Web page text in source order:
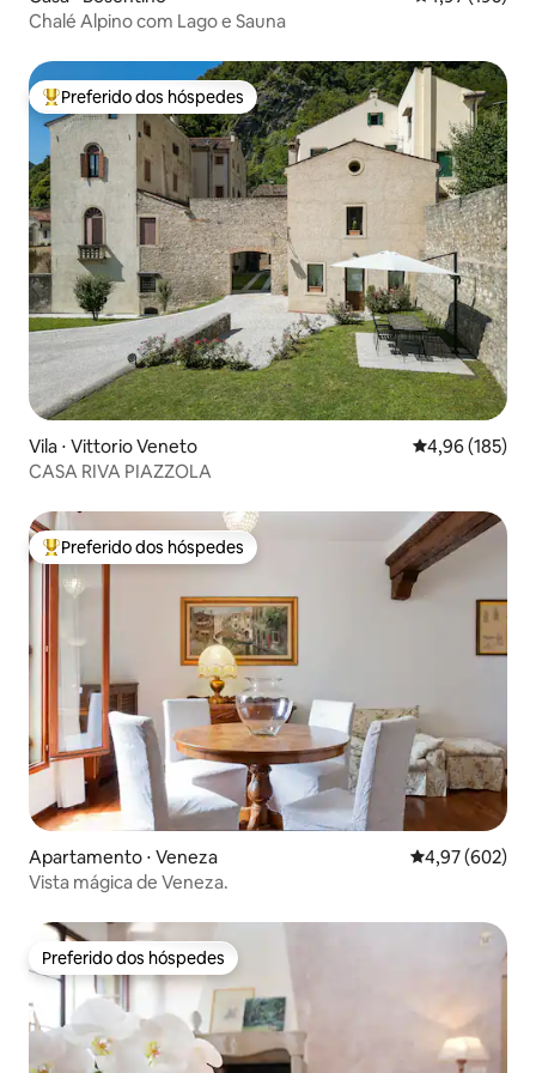
Chalé Alpino com Lago e Sauna
Entre os melhores preferidos dos hóspedes
Preferido dos hóspedes
Vila ⋅ Vittorio Veneto 4,96 de uma
4,96 (185)
CASA RIVA PIAZZOLA
Entre os melhores preferidos dos hóspedes
Preferido dos hóspedes
Apartamento ⋅ Veneza 4,97 de uma
4,97 (602)
Vista mágica de Veneza.
Preferido dos hóspedes
Preferido dos hóspedes